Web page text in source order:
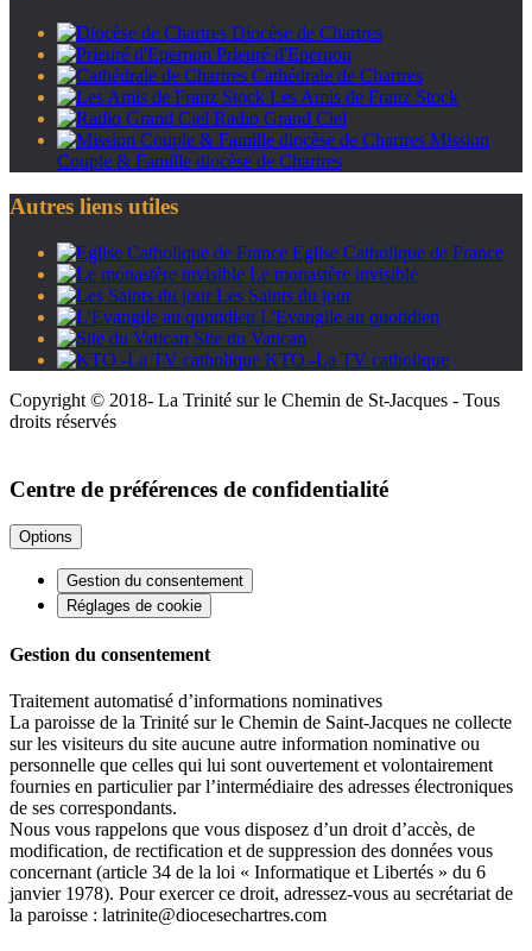
Diocèse de Chartres
Prieuré d'Epernon
Cathédrale de Chartres
Les Amis de Franz Stock
Radio Grand Ciel
Mission
Couple & Famille diocèse de Chartres
Autres liens utiles
Eglise Catholique de France
Le monastère invisible
Les Saints du jour
L'Evangile au quotidien
Site du Vatican
KTO -La TV catholique
Copyright © 2018- La Trinité sur le Chemin de St-Jacques - Tous
droits réservés
Centre de préférences de confidentialité
Options
Gestion du consentement
Réglages de cookie
Gestion du consentement
Traitement automatisé d’informations nominatives
La paroisse de la Trinité sur le Chemin de Saint-Jacques ne collecte
sur les visiteurs du site aucune autre information nominative ou
personnelle que celles qui lui sont ouvertement et volontairement
fournies en particulier par l’intermédiaire des adresses électroniques
de ses correspondants.
Nous vous rappelons que vous disposez d’un droit d’accès, de
modification, de rectification et de suppression des données vous
concernant (article 34 de la loi « Informatique et Libertés » du 6
janvier 1978). Pour exercer ce droit, adressez-vous au secrétariat de
la paroisse : latrinite@diocesechartres.com